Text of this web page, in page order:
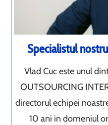
Specialistul
Vlad Cuc este unul
OUTSOURCING
directorul echipei
10 ani in domeniul